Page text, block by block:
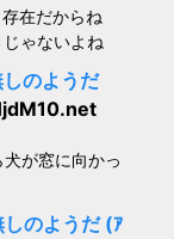
在だからね
ゃないよね
のようだ
が窓に向かっ
のようだ (ｱ